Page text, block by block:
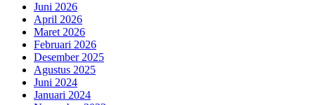
Juni 2026
April 2026
Maret 2026
Februari 2026
Desember 2025
Agustus 2025
Juni 2024
Januari 2024